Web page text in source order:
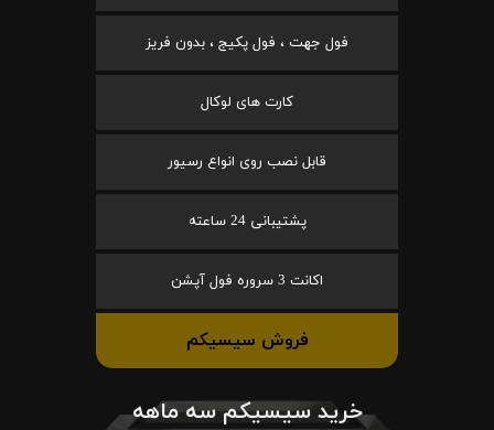
فول جهت ، فول پکیج ، بدون فریز
کارت های لوکال
قابل نصب روی انواع رسیور
پشتیبانی 24 ساعته
اکانت 3 سروره فول آپشن
فروش سیسیکم
خرید سیسیکم سه ماهه